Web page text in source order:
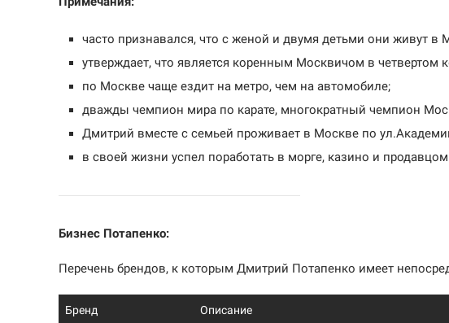
часто признавался, что с женой и двумя детьми они живут в
утверждает, что является коренным Москвичом в четвертом
по Москве чаще ездит на метро, чем на автомобиле;
дважды чемпион мира по карате, многократный чемпион
Дмитрий вместе с семьей проживает в Москве по
в своей жизни успел поработать в морге, казино и продавцом
Бизнес Потапенко:
Перечень брендов, к которым Дмитрий Потапенко имеет
Бренд Описание